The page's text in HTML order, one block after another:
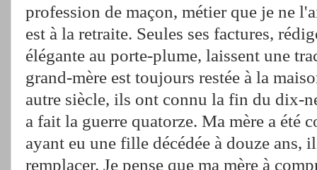
profession de maçon, métier que je ne
est à la retraite. Seules ses factures,
élégante au porte-plume, laissent une
grand-mère est toujours restée à la
autre siècle, ils ont connu la fin du dix-
a fait la guerre quatorze. Ma mère a été
ayant eu une fille décédée à douze ans,
remplacer. Je pense que ma mère à